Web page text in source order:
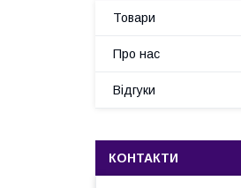
Товари
Про нас
Відгуки
КОНТАКТИ